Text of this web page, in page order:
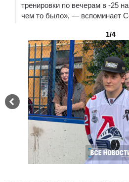
тренировки по вечерам в -25
чем то было», — вспоминает
1/4